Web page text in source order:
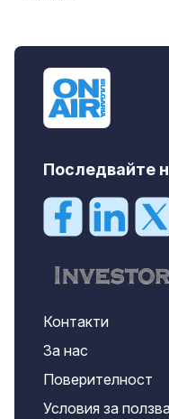
Последвайте
Контакти
За нас
Поверителност
Условия за